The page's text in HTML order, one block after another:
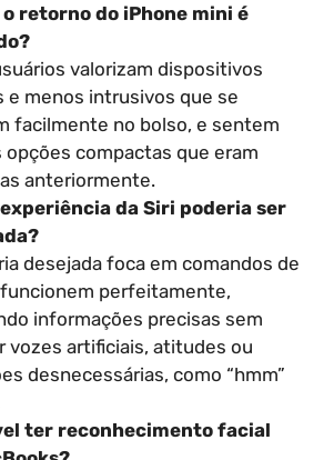
o retorno do iPhone mini é
valorizam dispositivos
e menos intrusivos que se
facilmente no bolso, e sentem
opções compactas que eram
anteriormente.
experiência da Siri poderia ser
desejada foca em comandos de
perfeitamente,
informações precisas sem
vozes artificiais, atitudes ou
desnecessárias, como “hmm”
ter reconhecimento facial